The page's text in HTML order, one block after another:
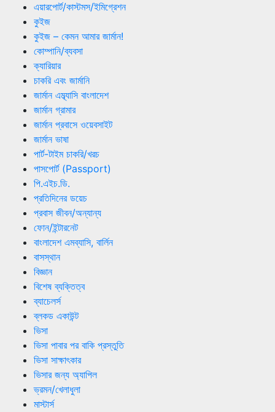
এয়ারপোর্ট/কাস্টমস/ইমিগ্রেশন
কুইজ
কুইজ – কেমন আমার জার্মান!
কোম্পানি/ব্যবসা
ক্যারিয়ার
চাকরি এবং জার্মানি
জার্মান এম্ব্যাসি বাংলাদেশ
জার্মান গ্রামার
জার্মান প্রবাসে ওয়েবসাইট
জার্মান ভাষা
পার্ট-টাইম চাকরি/খরচ
পাসপোর্ট (Passport)
পি.এইচ.ডি.
প্রতিদিনের ডয়েচ
প্রবাস জীবন/অন্যান্য
ফোন/ইন্টারনেট
বাংলাদেশ এমব্যাসি, বার্লিন
বাসস্থান
বিজ্ঞান
বিশেষ ব্যক্তিত্ব
ব্যাচেলর্স
ব্লকড একাউন্ট
ভিসা
ভিসা পাবার পর বাকি প্রস্তুতি
ভিসা সাক্ষাৎকার
ভিসার জন্য অ্যাপিল
ভ্রমন/খেলাধুলা
মাস্টার্স